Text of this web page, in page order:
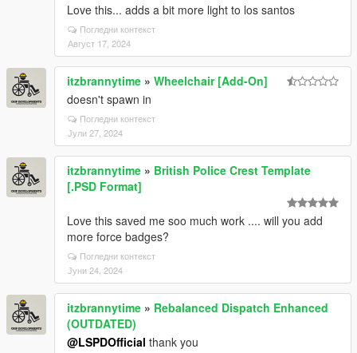
Love this... adds a bit more light to los santos
Погледни контекст
Август 17, 2024
itzbrannytime » Wheelchair [Add-On]
doesn't spawn in
Погледни контекст
Јули 27, 2024
itzbrannytime » British Police Crest Template
[.PSD Format]
Love this saved me soo much work .... will you add
more force badges?
Погледни контекст
Јуни 24, 2024
itzbrannytime » Rebalanced Dispatch Enhanced
(OUTDATED)
@LSPDOfficial thank you